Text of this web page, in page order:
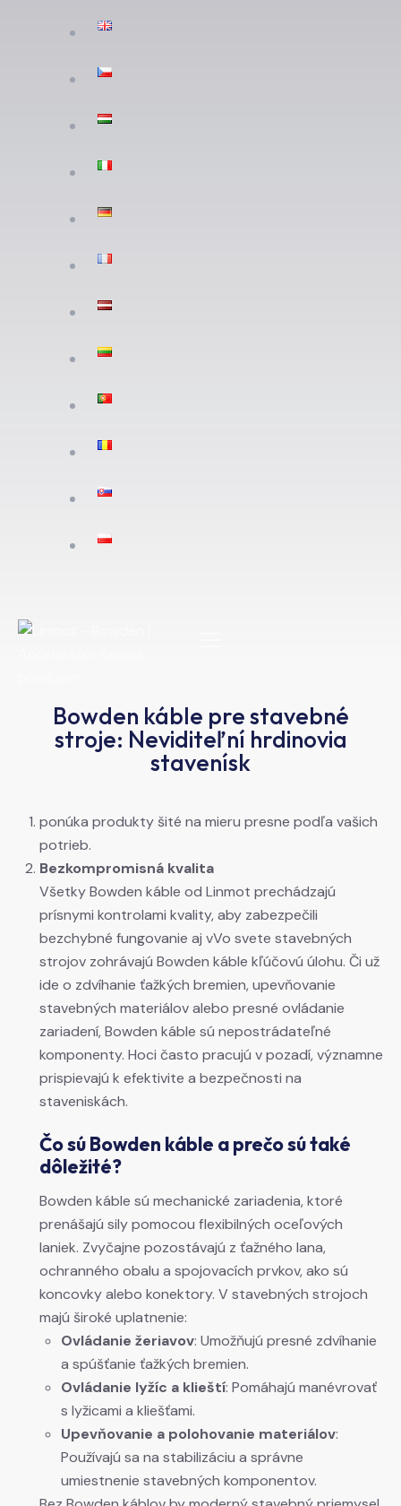
Bowden káble pre stavebné
stroje: Neviditeľní hrdinovia
stavenísk
ponúka produkty šité na mieru presne podľa vašich
potrieb.
Bezkompromisná kvalita
Všetky Bowden káble od Linmot prechádzajú
prísnymi kontrolami kvality, aby zabezpečili
bezchybné fungovanie aj vVo svete stavebných
strojov zohrávajú Bowden káble kľúčovú úlohu. Či už
ide o zdvíhanie ťažkých bremien, upevňovanie
stavebných materiálov alebo presné ovládanie
zariadení, Bowden káble sú nepostrádateľné
komponenty. Hoci často pracujú v pozadí, významne
prispievajú k efektivite a bezpečnosti na
staveniskách.
Čo sú Bowden káble a prečo sú také
dôležité?
Bowden káble sú mechanické zariadenia, ktoré
prenášajú sily pomocou flexibilných oceľových
laniek. Zvyčajne pozostávajú z ťažného lana,
ochranného obalu a spojovacích prvkov, ako sú
koncovky alebo konektory. V stavebných strojoch
majú široké uplatnenie:
Ovládanie žeriavov: Umožňujú presné zdvíhanie
a spúšťanie ťažkých bremien.
Ovládanie lyžíc a klieští: Pomáhajú manévrovať
s lyžicami a kliešťami.
Upevňovanie a polohovanie materiálov:
Používajú sa na stabilizáciu a správne
umiestnenie stavebných komponentov.